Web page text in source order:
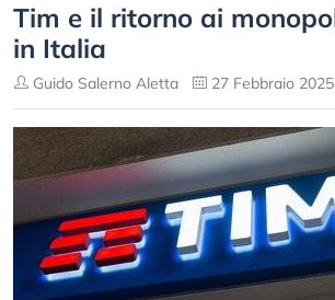
Tim e il ritorno ai
in Italia
Guido Salerno Aletta 27 Febbraio